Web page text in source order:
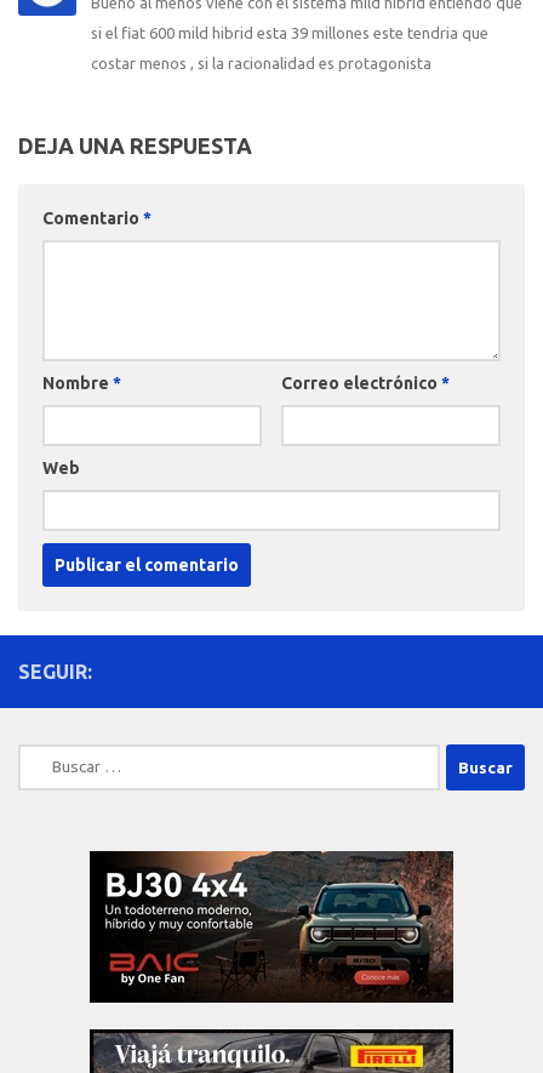
si el fiat 600 mild hibrid esta 39 millones este tendria que
costar menos , si la racionalidad es protagonista
DEJA UNA RESPUESTA
Comentario *
Nombre * Correo electrónico *
Web
SEGUIR:
Buscar: